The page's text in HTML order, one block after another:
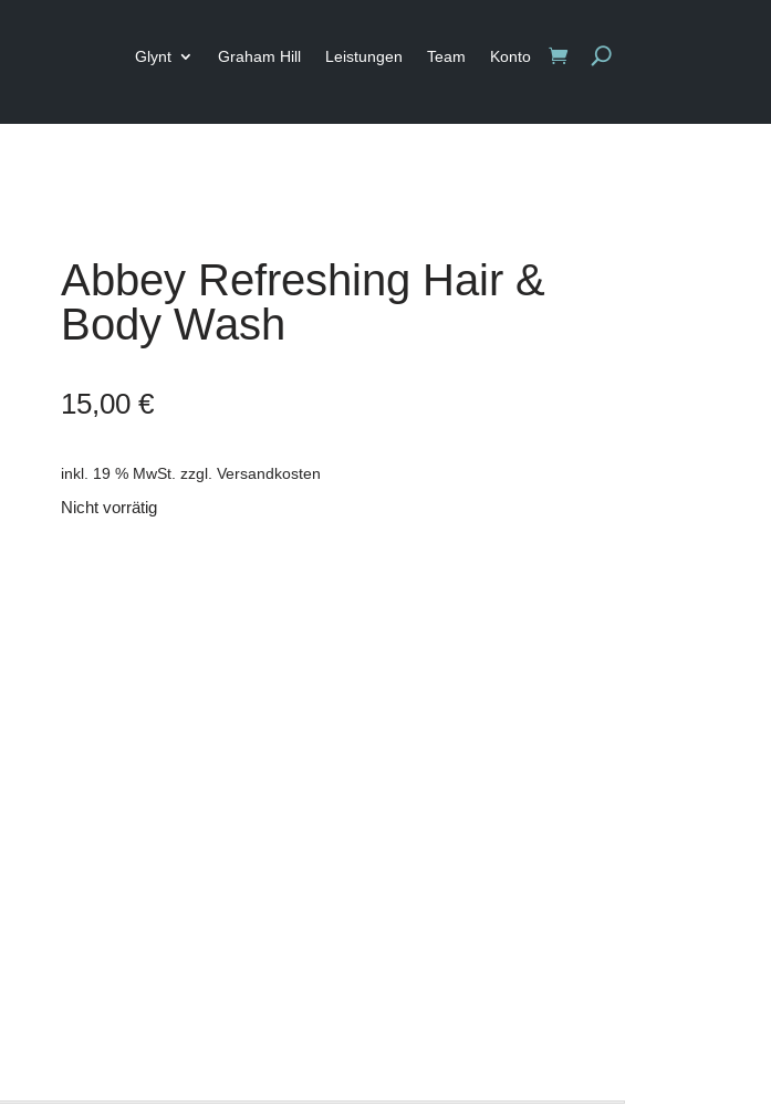
Glynt Graham Hill Leistungen Team Konto
Abbey Refreshing Hair &
Body Wash
15,00 €
inkl. 19 % MwSt. zzgl. Versandkosten
Nicht vorrätig